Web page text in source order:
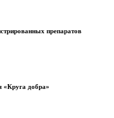
препаратов
«Круга добра»